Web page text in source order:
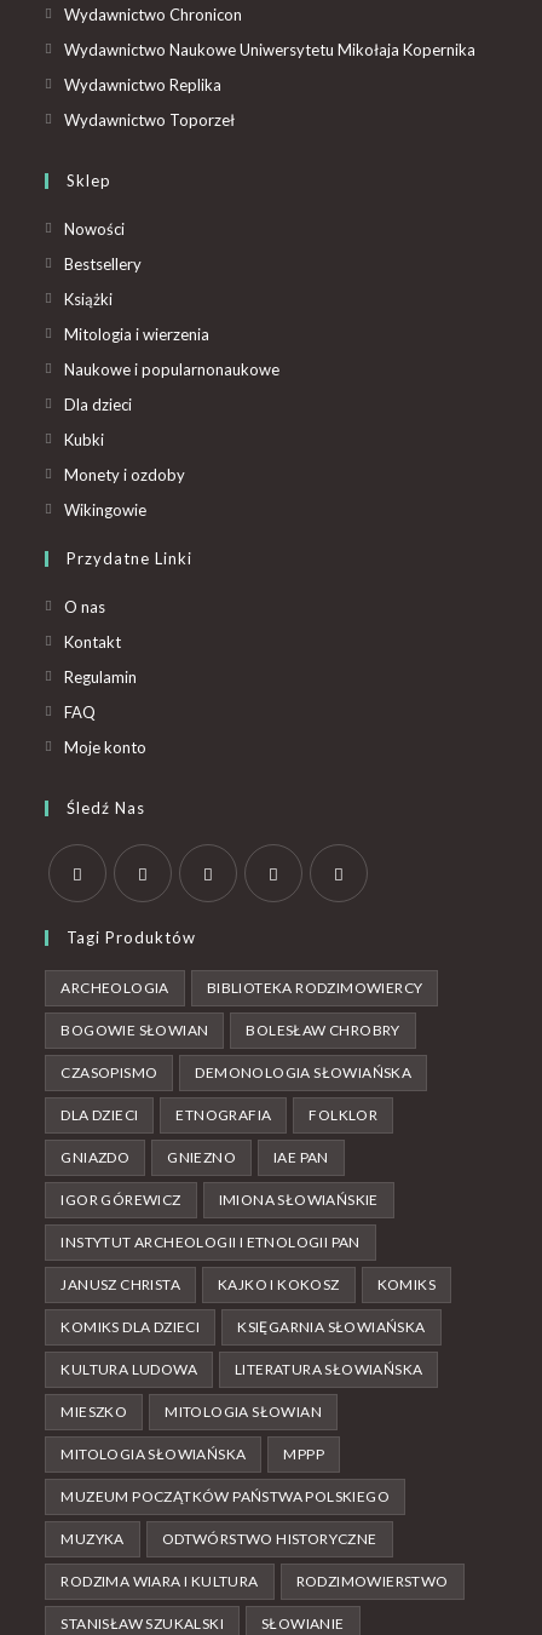
Wydawnictwo Chronicon
Wydawnictwo Naukowe Uniwersytetu Mikołaja Kopernika
Wydawnictwo Replika
Wydawnictwo Toporzeł
Sklep
Nowości
Bestsellery
Książki
Mitologia i wierzenia
Naukowe i popularnonaukowe
Dla dzieci
Kubki
Monety i ozdoby
Wikingowie
Przydatne Linki
O nas
Kontakt
Regulamin
FAQ
Moje konto
Śledź Nas
Tagi Produktów
ARCHEOLOGIA BIBLIOTEKA RODZIMOWIERCY
BOGOWIE SŁOWIAN BOLESŁAW CHROBRY
CZASOPISMO DEMONOLOGIA SŁOWIAŃSKA
DLA DZIECI ETNOGRAFIA FOLKLOR
GNIAZDO GNIEZNO IAE PAN
IGOR GÓREWICZ IMIONA SŁOWIAŃSKIE
INSTYTUT ARCHEOLOGII I ETNOLOGII PAN
JANUSZ CHRISTA KAJKO I KOKOSZ KOMIKS
KOMIKS DLA DZIECI KSIĘGARNIA SŁOWIAŃSKA
KULTURA LUDOWA LITERATURA SŁOWIAŃSKA
MIESZKO MITOLOGIA SŁOWIAN
MITOLOGIA SŁOWIAŃSKA MPPP
MUZEUM POCZĄTKÓW PAŃSTWA POLSKIEGO
MUZYKA ODTWÓRSTWO HISTORYCZNE
RODZIMA WIARA I KULTURA RODZIMOWIERSTWO
STANISŁAW SZUKALSKI SŁOWIANIE